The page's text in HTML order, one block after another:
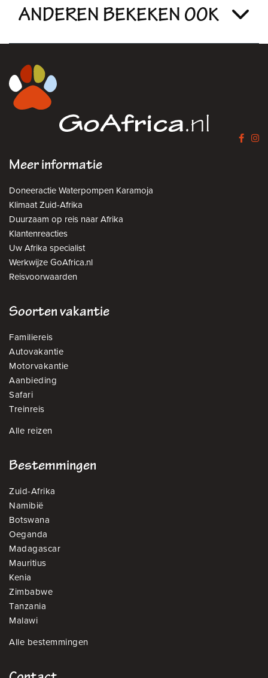
ANDEREN BEKEKEN OOK
Meer informatie
Doneeractie Waterpompen Karamoja
Klimaat Zuid-Afrika
Duurzaam op reis naar Afrika
Klantenreacties
Uw Afrika specialist
Werkwijze GoAfrica.nl
Reisvoorwaarden
Soorten vakantie
Familiereis
Autovakantie
Motorvakantie
Aanbieding
Safari
Treinreis
Alle reizen
Bestemmingen
Zuid-Afrika
Namibië
Botswana
Oeganda
Madagascar
Mauritius
Kenia
Zimbabwe
Tanzania
Malawi
Alle bestemmingen